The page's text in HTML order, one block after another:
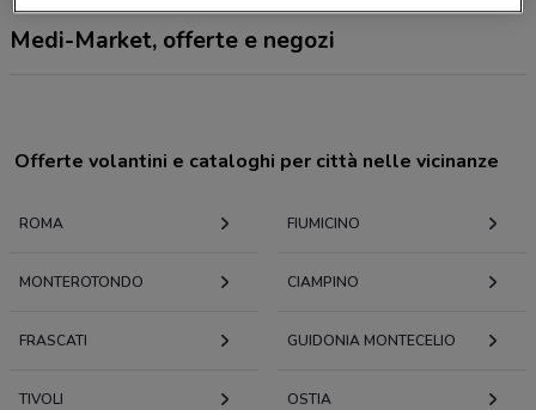
Medi-Market, offerte e negozi
Offerte volantini e cataloghi per città nelle vicinanze
ROMA FIUMICINO
MONTEROTONDO CIAMPINO
FRASCATI GUIDONIA MONTECELIO
TIVOLI OSTIA